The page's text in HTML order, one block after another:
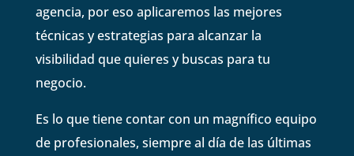
agencia, por eso aplicaremos las mejores
técnicas y estrategias para alcanzar la
visibilidad que quieres y buscas para tu
negocio.
Es lo que tiene contar con un magnífico equipo
de profesionales, siempre al día de las últimas